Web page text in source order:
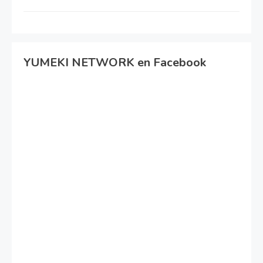
YUMEKI NETWORK en Facebook